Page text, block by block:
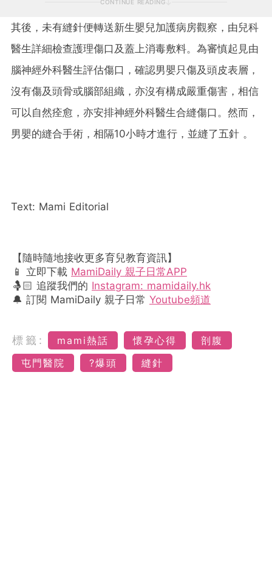
CONTINUE READING
其後，未有縫針便轉送新生嬰兒加護病房觀察，由兒科
醫生詳細檢查護理傷口及蓋上消毒敷料。為審慎起見由
腦神經外科醫生評估傷口，確認男嬰只傷及頭皮表層，
沒有傷及頭骨或腦部組織，亦沒有構成嚴重傷害，相信
可以自然痊愈，亦安排神經外科醫生合縫傷口。然而，
男嬰的縫合手術，相隔10小時才進行，並縫了五針 。
Text: Mami Editorial
【隨時隨地接收更多育兒教育資訊】
📱 立即下載 MamiDaily 親子日常APP
🤱🏻 追蹤我們的 Instagram: mamidaily.hk
🔔 訂閱 MamiDaily 親子日常 Youtube頻道
標籤: mami熱話 懷孕心得
剖腹
屯門醫院
?爆頭 縫針